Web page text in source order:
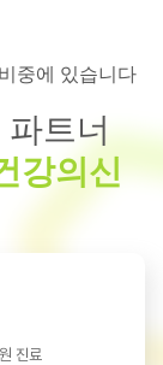
중에 있습니다
파트너
강의신
진료